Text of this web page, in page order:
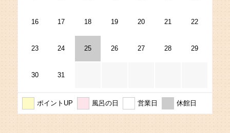
16 17 18 19 20 21 22
23 24 25 26 27 28 29
30 31
ポイントUP 風呂の日 営業日 休館日